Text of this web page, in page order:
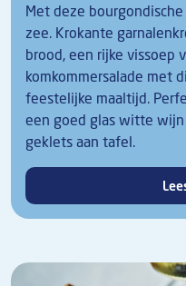
Met deze
zee. Krokante
brood, een rijke vissoep
komkommersalade met
feestelijke maaltijd.
een goed glas witte
geklets aan tafel.